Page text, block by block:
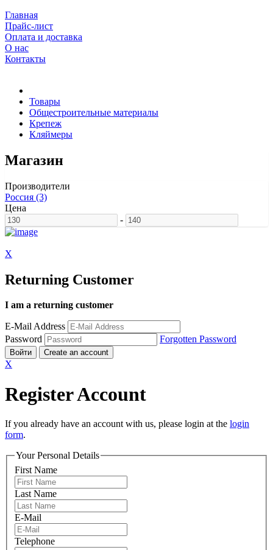
Главная
Прайс-лист
Оплата и доставка
О нас
Контакты
Товары
Общестроительные материалы
Крепеж
Кляймеры
Магазин
Производители
Россия (3)
Цена
-
X
Returning Customer
I am a returning customer
E-Mail Address
Password
Forgotten Password
Войти Create an account
X
Register Account
If you already have an account with us, please login at the login
form.
Your Personal Details
First Name
Last Name
E-Mail
Telephone